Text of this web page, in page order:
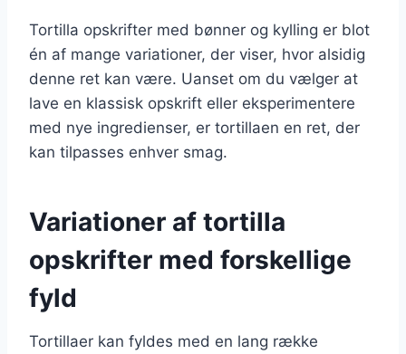
Tortilla opskrifter med bønner og kylling er blot
én af mange variationer, der viser, hvor alsidig
denne ret kan være. Uanset om du vælger at
lave en klassisk opskrift eller eksperimentere
med nye ingredienser, er tortillaen en ret, der
kan tilpasses enhver smag.
Variationer af tortilla
opskrifter med forskellige
fyld
Tortillaer kan fyldes med en lang række